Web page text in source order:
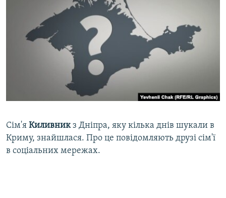
ВСЕ ЗА ДЕНЬ
СПЕЦПРОЕКТИ
ВІДЕОУРОКИ «ELIFBE»
СВІДЧЕННЯ ОКУПАЦІЇ
ЯК ОБІЙТИ БЛОКУВАННЯ
Qırımtatar
Сім'я Киливникз Дніпра, яку кілька днів шукали в
Криму, знайшлася. Про це повідомляють друзі сім'ї
в соціальних мережах.